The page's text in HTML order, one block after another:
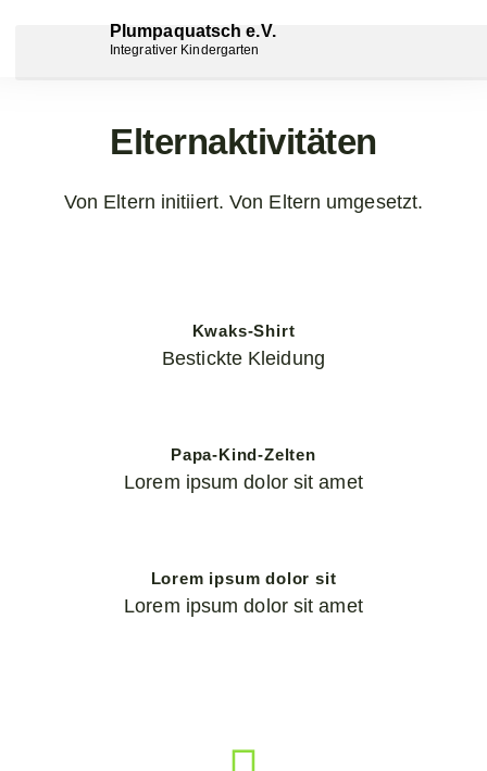
Plumpaquatsch e.V.
Integrativer Kindergarten
Elternaktivitäten
Von Eltern initiiert. Von Eltern umgesetzt.
Kwaks-Shirt
Bestickte Kleidung
Papa-Kind-Zelten
Lorem ipsum dolor sit amet
Lorem ipsum dolor sit
Lorem ipsum dolor sit amet